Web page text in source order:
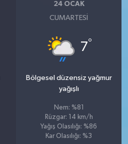
24 OCAK
CUMARTESI
7°
Bölgesel düzensiz yağmur
yağışlı
Nem: %81
Rüzgar: 14 km/h
Yağış Olasılığı: %86
Kar Olasılığı: %3